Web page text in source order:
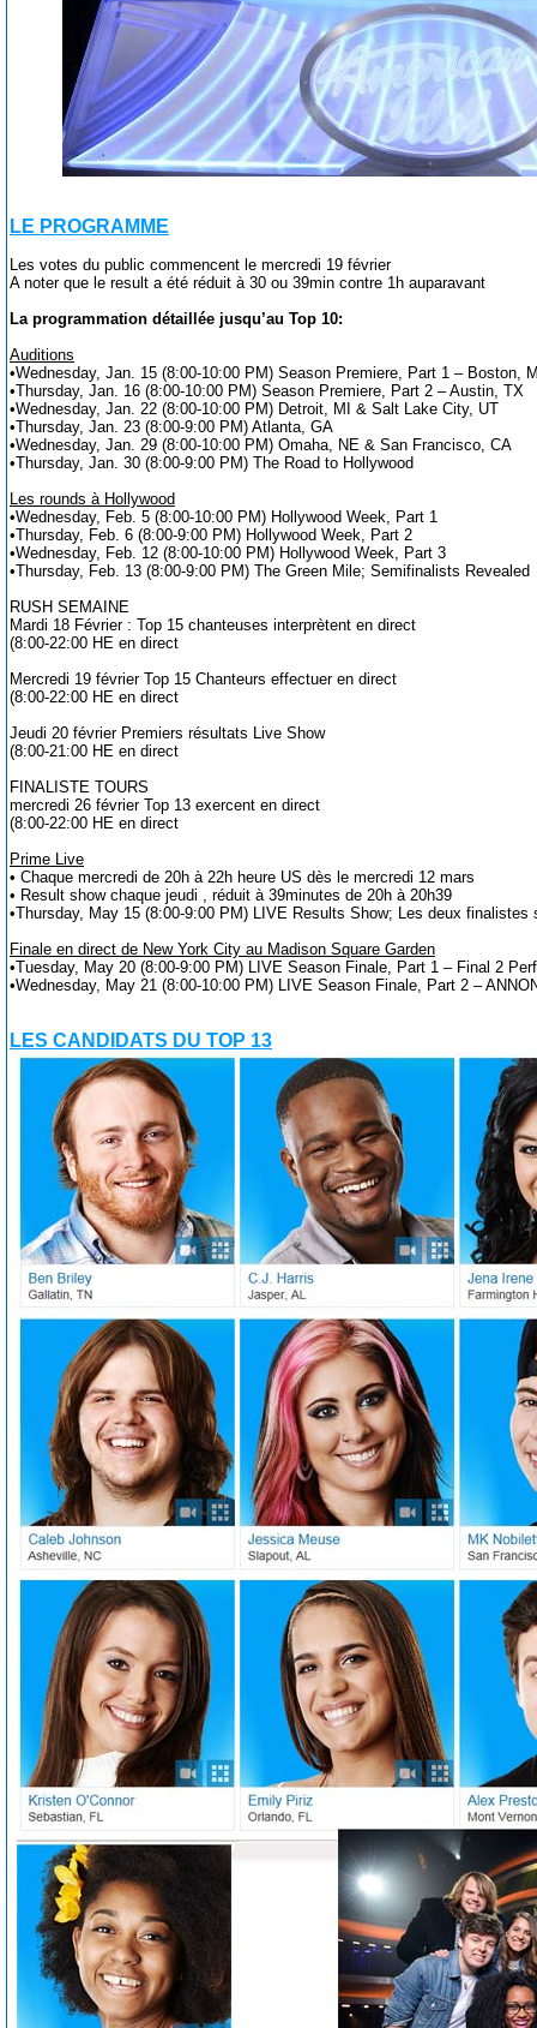
LE PROGRAMME
Les votes du public commencent le mercredi 19 février
A noter que le result a été réduit à 30 ou 39min contre 1h auparavant
La programmation détaillée jusqu’au Top 10:
Auditions
•Wednesday, Jan. 15 (8:00-10:00 PM) Season Premiere, Part 1 – Boston,
•Thursday, Jan. 16 (8:00-10:00 PM) Season Premiere, Part 2 – Austin, TX
•Wednesday, Jan. 22 (8:00-10:00 PM) Detroit, MI & Salt Lake City, UT
•Thursday, Jan. 23 (8:00-9:00 PM) Atlanta, GA
•Wednesday, Jan. 29 (8:00-10:00 PM) Omaha, NE & San Francisco, CA
•Thursday, Jan. 30 (8:00-9:00 PM) The Road to Hollywood
Les rounds à Hollywood
•Wednesday, Feb. 5 (8:00-10:00 PM) Hollywood Week, Part 1
•Thursday, Feb. 6 (8:00-9:00 PM) Hollywood Week, Part 2
•Wednesday, Feb. 12 (8:00-10:00 PM) Hollywood Week, Part 3
•Thursday, Feb. 13 (8:00-9:00 PM) The Green Mile; Semifinalists Revealed
RUSH SEMAINE
Mardi 18 Février : Top 15 chanteuses interprètent en direct
(8:00-22:00 HE en direct
Mercredi 19 février Top 15 Chanteurs effectuer en direct
(8:00-22:00 HE en direct
Jeudi 20 février Premiers résultats Live Show
(8:00-21:00 HE en direct
FINALISTE TOURS
mercredi 26 février Top 13 exercent en direct
(8:00-22:00 HE en direct
Prime Live
• Chaque mercredi de 20h à 22h heure US dès le mercredi 12 mars
• Result show chaque jeudi , réduit à 39minutes de 20h à 20h39
•Thursday, May 15 (8:00-9:00 PM) LIVE Results Show; Les deux finalistes
Finale en direct de New York City au Madison Square Garden
•Tuesday, May 20 (8:00-9:00 PM) LIVE Season Finale, Part 1 – Final 2
•Wednesday, May 21 (8:00-10:00 PM) LIVE Season Finale, Part 2 –
LES CANDIDATS DU TOP 13